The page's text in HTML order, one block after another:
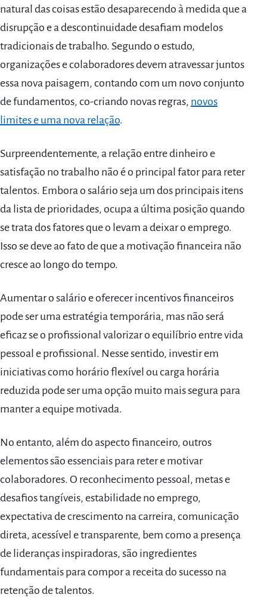
natural das coisas estão desaparecendo à medida que a
disrupção e a descontinuidade desafiam modelos
tradicionais de trabalho. Segundo o estudo,
organizações e colaboradores devem atravessar juntos
essa nova paisagem, contando com um novo conjunto
de fundamentos, co-criando novas regras, novos
limites e uma nova relação.
Surpreendentemente, a relação entre dinheiro e
satisfação no trabalho não é o principal fator para reter
talentos. Embora o salário seja um dos principais itens
da lista de prioridades, ocupa a última posição quando
se trata dos fatores que o levam a deixar o emprego.
Isso se deve ao fato de que a motivação financeira não
cresce ao longo do tempo.
Aumentar o salário e oferecer incentivos financeiros
pode ser uma estratégia temporária, mas não será
eficaz se o profissional valorizar o equilíbrio entre vida
pessoal e profissional. Nesse sentido, investir em
iniciativas como horário flexível ou carga horária
reduzida pode ser uma opção muito mais segura para
manter a equipe motivada.
No entanto, além do aspecto financeiro, outros
elementos são essenciais para reter e motivar
colaboradores. O reconhecimento pessoal, metas e
desafios tangíveis, estabilidade no emprego,
expectativa de crescimento na carreira, comunicação
direta, acessível e transparente, bem como a presença
de lideranças inspiradoras, são ingredientes
fundamentais para compor a receita do sucesso na
retenção de talentos.